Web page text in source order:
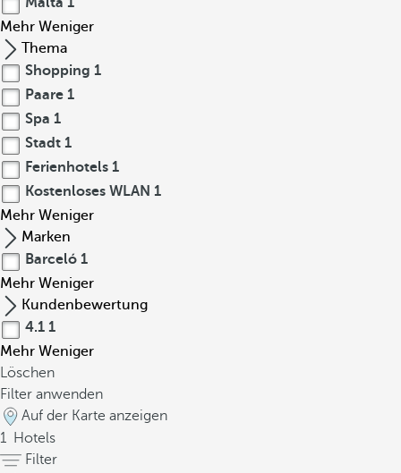
Mehr Weniger
Thema
Shopping 1
Paare 1
Spa 1
Stadt 1
Ferienhotels 1
Kostenloses WLAN 1
Mehr Weniger
Marken
Barceló 1
Mehr Weniger
Kundenbewertung
4.1 1
Mehr Weniger
Löschen
Filter anwenden
Auf der Karte anzeigen
1 Hotels
Filter